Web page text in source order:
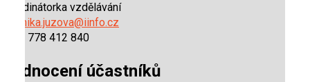
Koordinátorka vzdělávání
veronika.juzova@iinfo.cz
+420 778 412 840
Hodnocení účastníků